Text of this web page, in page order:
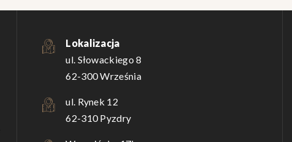
Lokalizacja
ul. Słowackiego 8
62-300 Września
ul. Rynek 12
62-310 Pyzdry